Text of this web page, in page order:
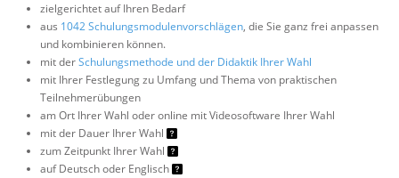
zielgerichtet auf Ihren Bedarf
aus 1042 Schulungsmodulenvorschlägen, die Sie ganz frei anpassen
und kombinieren können.
mit derSchulungsmethode und der Didaktik Ihrer Wahl
mit Ihrer Festlegung zu Umfang und Thema von praktischen
Teilnehmerübungen
am Ort Ihrer Wahl oder online mit Videosoftware Ihrer Wahl
mit der Dauer Ihrer Wahl
zum Zeitpunkt Ihrer Wahl
auf Deutsch oder Englisch